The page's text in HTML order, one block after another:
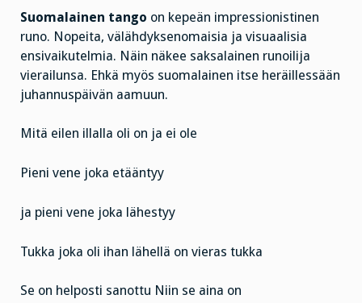
Suomalainen tango on kepeän impressionistinen
runo. Nopeita, välähdyksenomaisia ja visuaalisia
ensivaikutelmia. Näin näkee saksalainen runoilija
vierailunsa. Ehkä myös suomalainen itse heräillessään
juhannuspäivän aamuun.
Mitä eilen illalla oli on ja ei ole
Pieni vene joka etääntyy
ja pieni vene joka lähestyy
Tukka joka oli ihan lähellä on vieras tukka
Se on helposti sanottu Niin se aina on